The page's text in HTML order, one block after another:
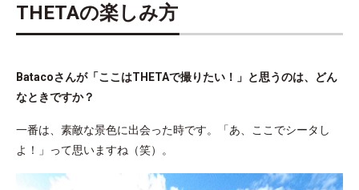
THETAの楽しみ方
Batacoさんが「ここはTHETAで撮りたい！」と思うのは、どん
なときですか？
一番は、素敵な景色に出会った時です。「あ、ここでシータし
よ！」って思いますね（笑）。